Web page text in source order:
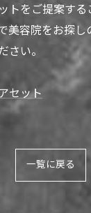
トをご提案す
美容院をお探
さい。
セット
一覧に戻る